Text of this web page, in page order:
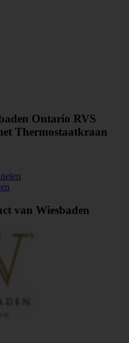
Ontario RVS
Thermostaatkraan
van Wiesbaden